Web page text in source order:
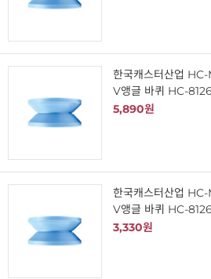
한국캐스터산업
V앵글 바퀴 HC-
5,890원
한국캐스터산업
V앵글 바퀴 HC-
3,330원